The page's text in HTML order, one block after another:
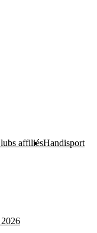
affiliésHandisport